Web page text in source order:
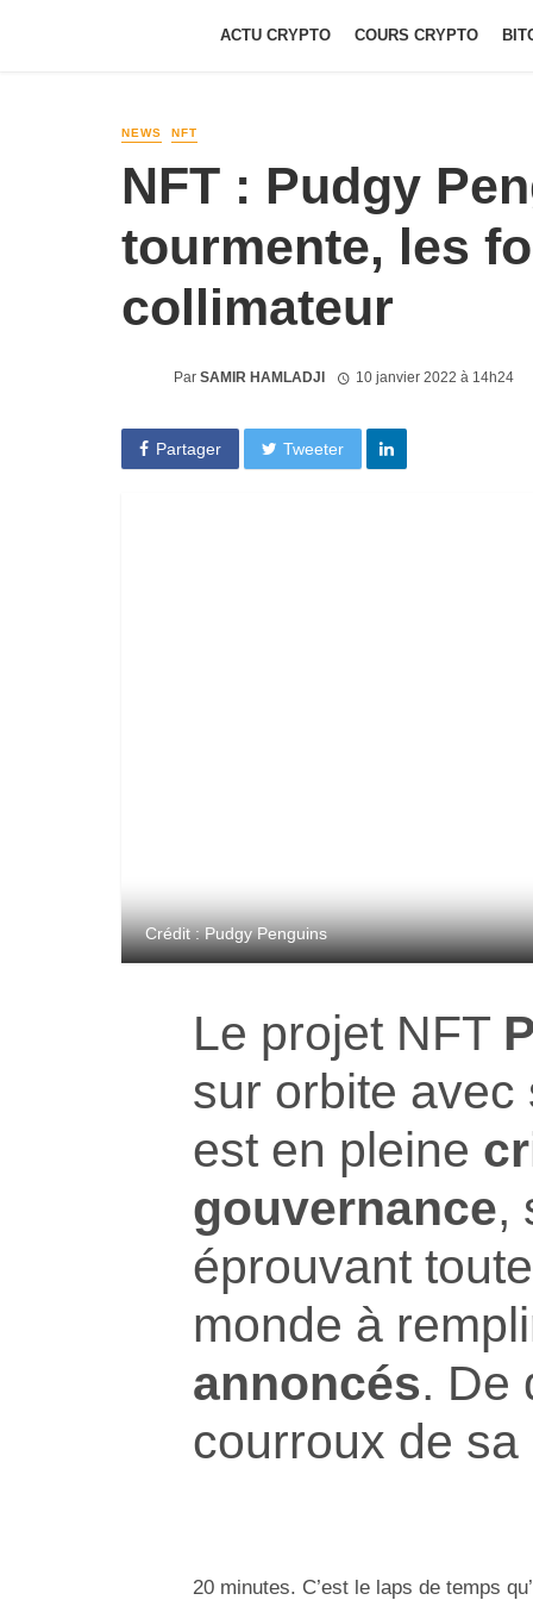
ACTU CRYPTO COURS CRYPTO
NEWS NFT
NFT : Pudgy
tourmente, les
collimateur
Par SAMIR HAMLADJI 10 janvier 2022 à 14h24
Partager Tweeter
Crédit : Pudgy Penguins
Le projet NFT
sur orbite avec
est en pleine
gouvernance,
éprouvant
monde à
annoncés. De
courroux de sa
20 minutes. C’est le laps de temps